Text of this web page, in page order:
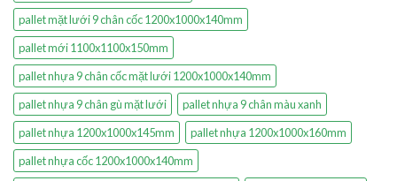
pallet mặt lưới 9 chân cốc 1200x1000x140mm
pallet mới 1100x1100x150mm
pallet nhựa 9 chân cốc mặt lưới 1200x1000x140mm
pallet nhựa 9 chân gù mặt lưới
pallet nhựa 9 chân màu xanh
pallet nhựa 1200x1000x145mm
pallet nhựa 1200x1000x160mm
pallet nhựa cốc 1200x1000x140mm